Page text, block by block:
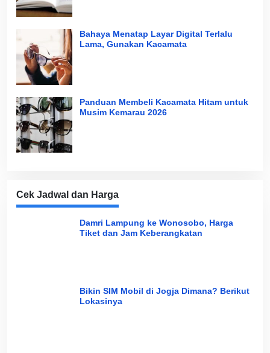
Bahaya Menatap Layar Digital Terlalu
Lama, Gunakan Kacamata
Panduan Membeli Kacamata Hitam untuk
Musim Kemarau 2026
Cek Jadwal dan Harga
Damri Lampung ke Wonosobo, Harga
Tiket dan Jam Keberangkatan
Bikin SIM Mobil di Jogja Dimana? Berikut
Lokasinya